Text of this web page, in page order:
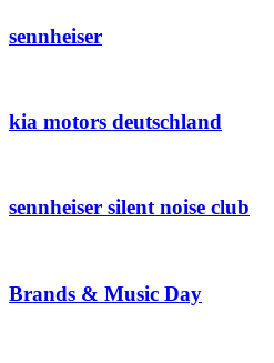
sennheiser
kia motors deutschland
sennheiser silent noise club
Brands & Music Day